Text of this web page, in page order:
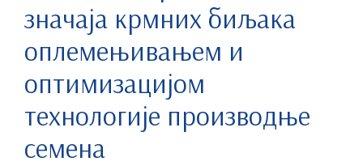
значаја крмних биљака
оплемењивањем и
оптимизацијом
технологије производње
семена